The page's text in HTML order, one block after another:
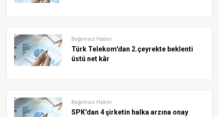
Bağımsız Haber
Türk Telekom'dan 2.çeyrekte beklenti
üstü net kâr
Bağımsız Haber
SPK'dan 4 şirketin halka arzına onay